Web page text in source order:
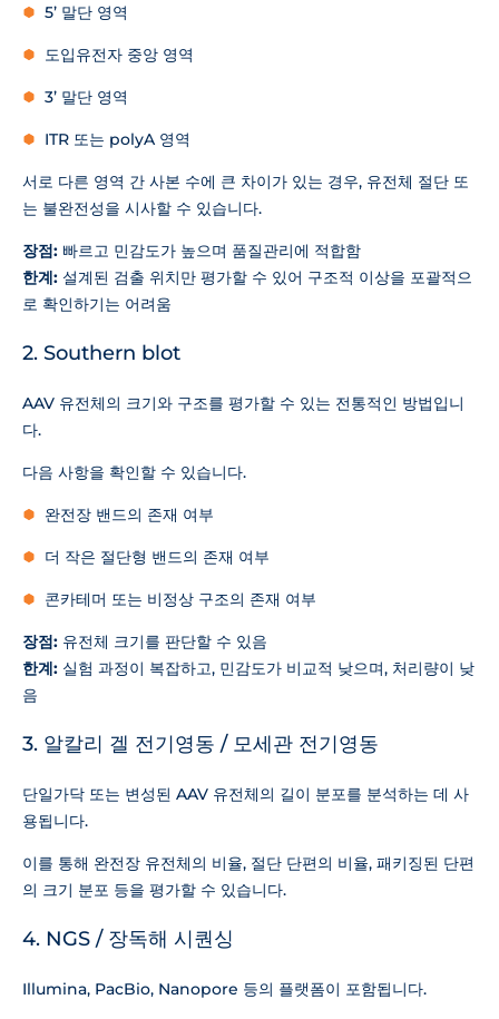
5’ 말단 영역
도입유전자 중앙 영역
3’ 말단 영역
ITR 또는 polyA 영역
서로 다른 영역 간 사본 수에 큰 차이가 있는 경우, 유전체 절단 또
는 불완전성을 시사할 수 있습니다.
장점: 빠르고 민감도가 높으며 품질관리에 적합함
한계: 설계된 검출 위치만 평가할 수 있어 구조적 이상을 포괄적으
로 확인하기는 어려움
2. Southern blot
AAV 유전체의 크기와 구조를 평가할 수 있는 전통적인 방법입니
다.
다음 사항을 확인할 수 있습니다.
완전장 밴드의 존재 여부
더 작은 절단형 밴드의 존재 여부
콘카테머 또는 비정상 구조의 존재 여부
장점: 유전체 크기를 판단할 수 있음
한계: 실험 과정이 복잡하고, 민감도가 비교적 낮으며, 처리량이 낮
음
3. 알칼리 겔 전기영동 / 모세관 전기영동
단일가닥 또는 변성된 AAV 유전체의 길이 분포를 분석하는 데 사
용됩니다.
이를 통해 완전장 유전체의 비율, 절단 단편의 비율, 패키징된 단편
의 크기 분포 등을 평가할 수 있습니다.
4. NGS / 장독해 시퀀싱
Illumina, PacBio, Nanopore 등의 플랫폼이 포함됩니다.